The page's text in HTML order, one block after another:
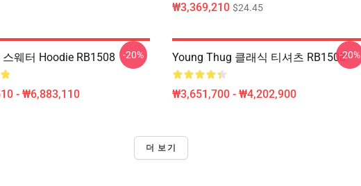
₩3,369,210 $24.45
웨터 Hoodie RB1508
- ₩6,883,110
-20% Young Thug 클래식 티셔츠 RB1508
₩3,651,700 - ₩4,202,900
-20%
더 보기